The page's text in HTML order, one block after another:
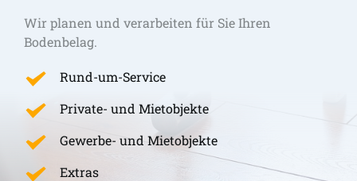
Wir planen und verarbeiten für Sie Ihren
Bodenbelag.
Rund-um-Service
Private- und Mietobjekte
Gewerbe- und Mietobjekte
Extras